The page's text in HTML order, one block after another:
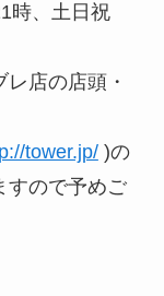
時、土日祝
店の店頭・
tower.jp/)の
すので予めご